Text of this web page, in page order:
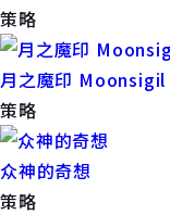
策略
月之魔印
策略
众神的奇想
策略